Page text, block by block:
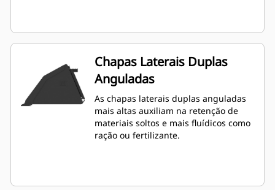
Chapas Laterais Duplas
Anguladas
As chapas laterais duplas anguladas
mais altas auxiliam na retenção de
materiais soltos e mais fluídicos como
ração ou fertilizante.